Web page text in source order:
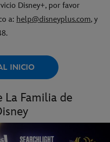
Disney+, por favor
a: help@disneyplus.com, y
INICIO
La Familia de